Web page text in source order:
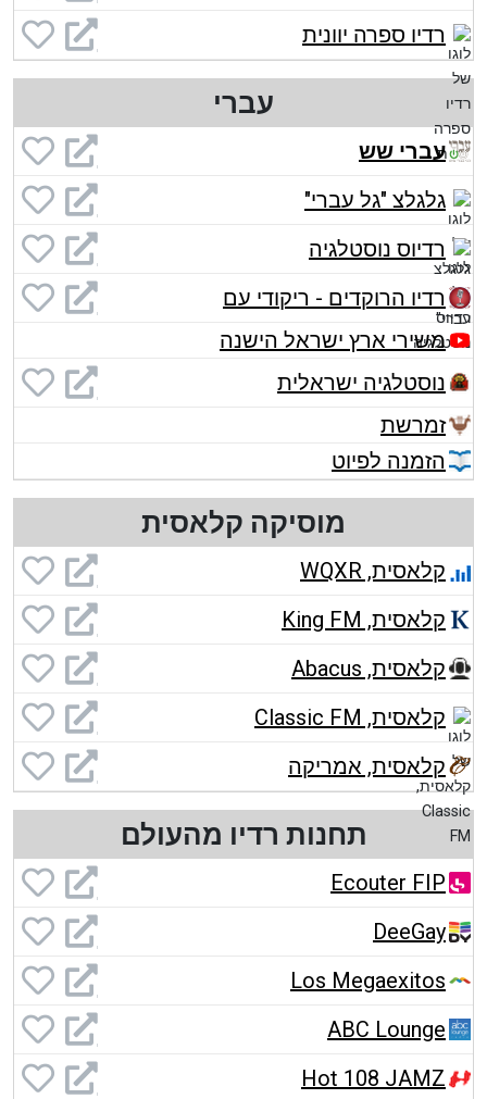
רדיו ספרה יוונית
עברי
עברי שש
גלגלצ "גל עברי"
רדיוס נוסטלגיה
רדיו הרוקדים - ריקודי עם
משירי ארץ ישראל הישנה
נוסטלגיה ישראלית
זמרשת
הזמנה לפיוט
מוסיקה קלאסית
קלאסית, WQXR
קלאסית, King FM
קלאסית, Abacus
קלאסית, Classic FM
קלאסית, אמריקה
תחנות רדיו מהעולם
Ecouter FIP
DeeGay
Los Megaexitos
ABC Lounge
Hot 108 JAMZ